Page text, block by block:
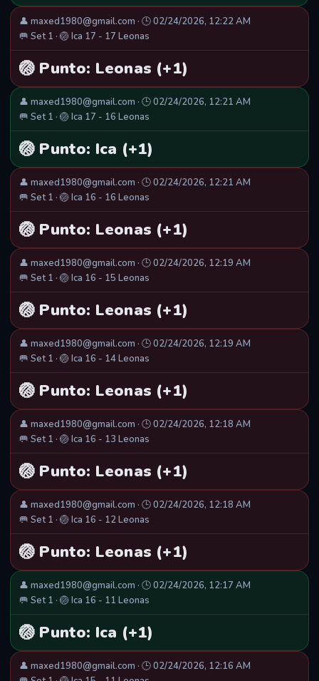
👤 maxed1980@gmail.com · 🕒 02/24/2026, 12:22 AM
🥅 Set 1 · 🏐 Ica 17 - 17 Leonas
🏐 Punto: Leonas (+1)
👤 maxed1980@gmail.com · 🕒 02/24/2026, 12:21 AM
🥅 Set 1 · 🏐 Ica 17 - 16 Leonas
🏐 Punto: Ica (+1)
👤 maxed1980@gmail.com · 🕒 02/24/2026, 12:21 AM
🥅 Set 1 · 🏐 Ica 16 - 16 Leonas
🏐 Punto: Leonas (+1)
👤 maxed1980@gmail.com · 🕒 02/24/2026, 12:19 AM
🥅 Set 1 · 🏐 Ica 16 - 15 Leonas
🏐 Punto: Leonas (+1)
👤 maxed1980@gmail.com · 🕒 02/24/2026, 12:19 AM
🥅 Set 1 · 🏐 Ica 16 - 14 Leonas
🏐 Punto: Leonas (+1)
👤 maxed1980@gmail.com · 🕒 02/24/2026, 12:18 AM
🥅 Set 1 · 🏐 Ica 16 - 13 Leonas
🏐 Punto: Leonas (+1)
👤 maxed1980@gmail.com · 🕒 02/24/2026, 12:18 AM
🥅 Set 1 · 🏐 Ica 16 - 12 Leonas
🏐 Punto: Leonas (+1)
👤 maxed1980@gmail.com · 🕒 02/24/2026, 12:17 AM
🥅 Set 1 · 🏐 Ica 16 - 11 Leonas
🏐 Punto: Ica (+1)
👤 maxed1980@gmail.com · 🕒 02/24/2026, 12:16 AM